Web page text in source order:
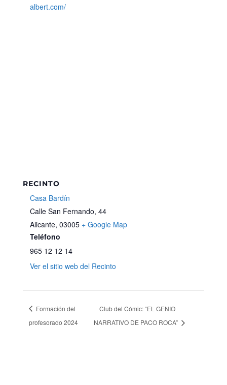
albert.com/
RECINTO
Casa Bardín
Calle San Fernando, 44
Alicante, 03005 + Google Map
Teléfono
965 12 12 14
Ver el sitio web del Recinto
Formación del
profesorado 2024
Club del Cómic: “EL GENIO
NARRATIVO DE PACO ROCA”